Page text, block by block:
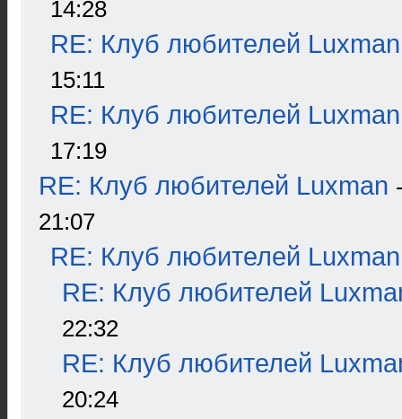
14:28
RE: Клуб любителей Luxman
15:11
RE: Клуб любителей Luxman
17:19
RE: Клуб любителей Luxman
21:07
RE: Клуб любителей Luxman
RE: Клуб любителей
22:32
RE: Клуб любителей
20:24